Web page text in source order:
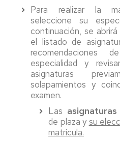
Para realizar la
seleccione su
continuación, se
el listado de
recomendaciones
especialidad y
asignaturas
solapamientos y
examen.
Las
de plaza y su
matrícula.